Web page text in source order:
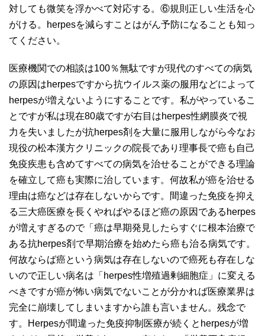
対しても微笑を浮かべて対応する。⑥規則正しい生活を心
がける。herpesを減らすことはがん予防になることも知っ
てください。
医療機関での相談は100％無駄ですが現代のすべての病気
の原因はherpesですから抗ウイルス薬の服用などによって
herpesが増えないようにすることです。私がやっているこ
とですが私は現在80歳ですが右目はherpes性網膜炎で視
力を失いましたが抗herpes剤を大量に服用しながら今なお
現役の松本漢方クリニックの院長であり理事長で癌も自己
免疫疾患も含めてすべての病気を治せることができる理論
を確立して癌も実際に治しています。何故私が癌を治せる
理由は癌などは存在しないからです。間違った免疫を抑え
る三大癌医療を長くやればやるほど癌の原因であるherpes
が増えすぎるので「癌は早期発見したらすぐに根本治療で
ある抗herpes剤で早期治療を始めたら癌も治る病気です。
何故ならば癌という病気は存在しないので癌死も存在しな
いので正しい病名は「herpes性増殖過剰細胞症」に変える
べきですが癌が怖い病気でないことが分かれば医療業界は
完全に崩壊してしまいますから誰も言いません。残念で
す。Herpesが間違った免疫抑制医療が続くとherpesが増